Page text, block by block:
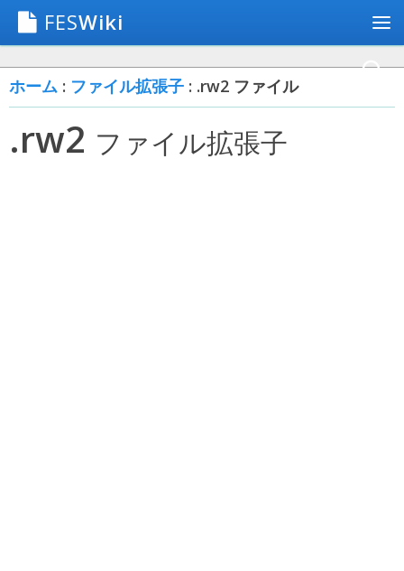
FESWiki
ホーム : ファイル拡張子 : .rw2 ファイル
.rw2 ファイル拡張子